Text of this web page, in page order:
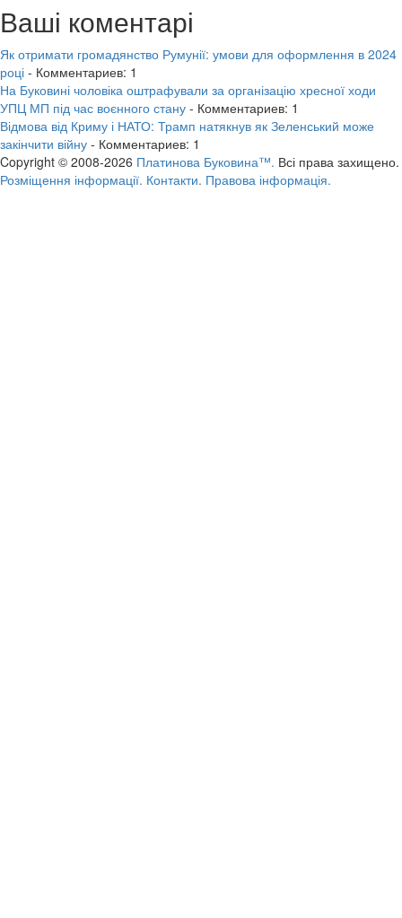
Ваші коментарі
Як отримати громадянство Румунії: умови для оформлення в 2024
році - Комментариев: 1
На Буковині чоловіка оштрафували за організацію хресної ходи
УПЦ МП під час воєнного стану - Комментариев: 1
Відмова від Криму і НАТО: Трамп натякнув як Зеленський може
закінчити війну - Комментариев: 1
Copyright © 2008-2026 Платинова Буковина™. Всі права захищено.
Розміщення інформації. Контакти. Правова інформація.